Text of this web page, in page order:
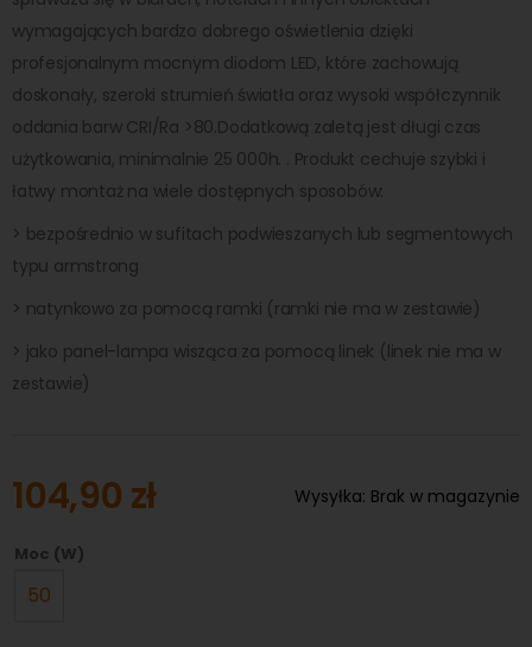
wymagających bardzo dobrego oświetlenia dzięki
profesjonalnym mocnym diodom LED, które zachowują
doskonały, szeroki strumień światła oraz wysoki współczynnik
oddania barw CRI/Ra >80.Dodatkową zaletą jest długi czas
użytkowania, minimalnie 25 000h. . Produkt cechuje szybki i
łatwy montaż na wiele dostępnych sposobów:
> bezpośrednio w sufitach podwieszanych lub segmentowych
typu armstrong
> natynkowo za pomocą ramki (ramki nie ma w zestawie)
> jako panel-lampa wisząca za pomocą linek (linek nie ma w
zestawie)
104,90 zł Wysyłka: Brak w magazynie
Moc (W)
50